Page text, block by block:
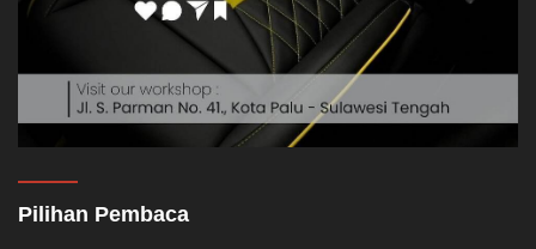
Pilihan Pembaca